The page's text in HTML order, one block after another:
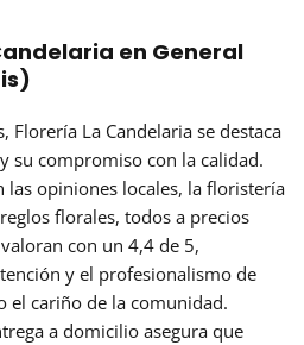
en General
Florería La Candelaria se destaca
su compromiso con la calidad.
las opiniones locales, la floristería
florales, todos a precios
con un 4,4 de 5,
y el profesionalismo de
el cariño de la comunidad.
a domicilio asegura que